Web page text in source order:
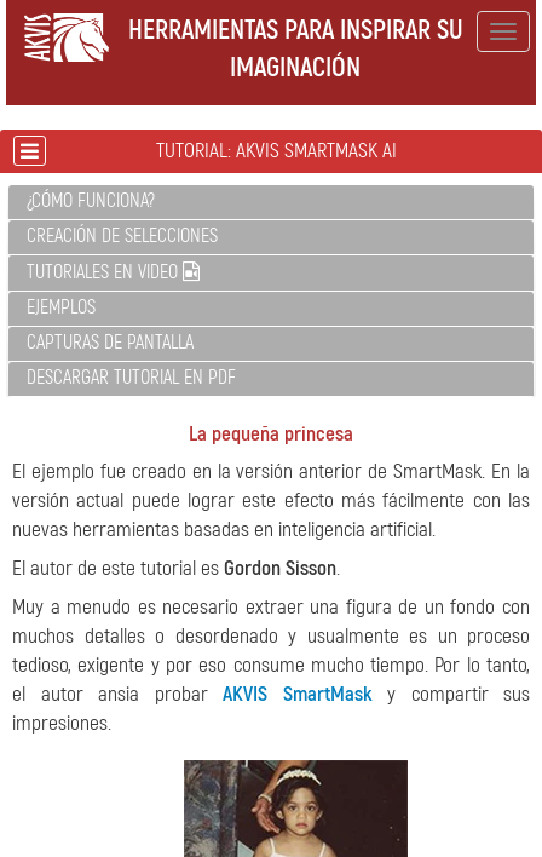
HERRAMIENTAS PARA INSPIRAR SU
IMAGINACIÓN
TUTORIAL: AKVIS SMARTMASK AI
¿CÓMO FUNCIONA?
CREACIÓN DE SELECCIONES
TUTORIALES EN VIDEO
EJEMPLOS
CAPTURAS DE PANTALLA
DESCARGAR TUTORIAL EN PDF
La pequeña princesa
El ejemplo fue creado en la versión anterior de SmartMask. En la
versión actual puede lograr este efecto más fácilmente con las
nuevas herramientas basadas en inteligencia artificial.
El autor de este tutorial esGordon Sisson.
Muy a menudo es necesario extraer una figura de un fondo con
muchos detalles o desordenado y usualmente es un proceso
tedioso, exigente y por eso consume mucho tiempo. Por lo tanto,
el autor ansia probar AKVIS SmartMasky compartir sus
impresiones.